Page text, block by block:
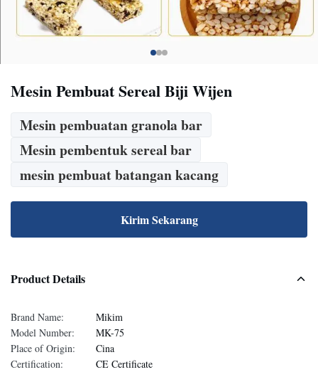
Mesin Pembuat Sereal Biji Wijen
Mesin pembuatan granola bar
Mesin pembentuk sereal bar
mesin pembuat batangan kacang
Kirim Sekarang
Product Details
Brand Name:
Mikim
Model Number:
MK-75
Place of Origin:
Cina
Certification:
CE Certificate